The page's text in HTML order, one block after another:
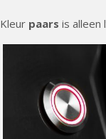
Kleur paars is alleen